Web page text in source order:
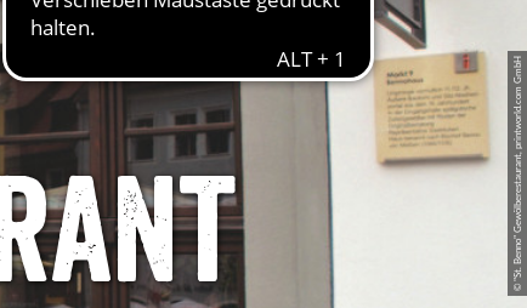
© "St. Benno" Gewölberestaurant, printworld.com GmbH